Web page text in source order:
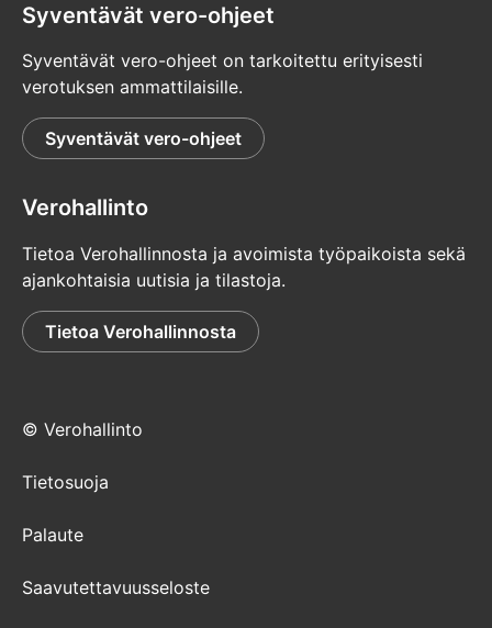
Syventävät vero-ohjeet
Syventävät vero-ohjeet on tarkoitettu erityisesti
verotuksen ammattilaisille.
Syventävät vero-ohjeet
Verohallinto
Tietoa Verohallinnosta ja avoimista työpaikoista sekä
ajankohtaisia uutisia ja tilastoja.
Tietoa Verohallinnosta
© Verohallinto
Tietosuoja
Palaute
Saavutettavuusseloste